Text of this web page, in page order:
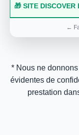
🎁 SITE DISCOVER
* Nous ne
évidentes de
prestation